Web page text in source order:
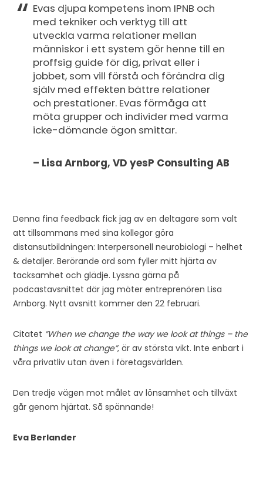
Evas djupa kompetens inom IPNB och
med tekniker och verktyg till att
utveckla varma relationer mellan
människor i ett system gör henne till en
proffsig guide för dig, privat eller i
jobbet, som vill förstå och förändra dig
själv med effekten bättre relationer
och prestationer. Evas förmåga att
möta grupper och individer med varma
icke-dömande ögon smittar.
– Lisa Arnborg, VD yesP Consulting AB
Denna fina feedback fick jag av en deltagare som valt
att tillsammans med sina kollegor göra
distansutbildningen: Interpersonell neurobiologi – helhet
& detaljer. Berörande ord som fyller mitt hjärta av
tacksamhet och glädje. Lyssna gärna på
podcastavsnittet där jag möter entreprenören Lisa
Arnborg. Nytt avsnitt kommer den 22 februari.
Citatet ”When we change the way we look at things – the
things we look at change”, är av största vikt. Inte enbart i
våra privatliv utan även i företagsvärlden.
Den tredje vägen mot målet av lönsamhet och tillväxt
går genom hjärtat. Så spännande!
Eva Berlander